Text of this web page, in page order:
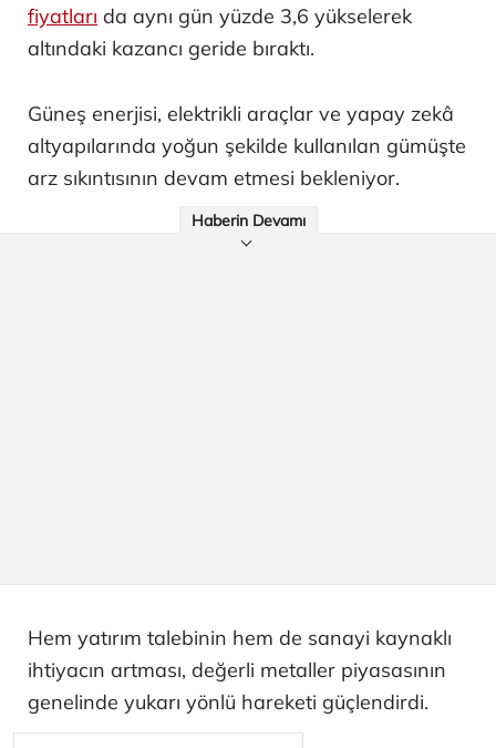
fiyatları da aynı gün yüzde 3,6 yükselerek
altındaki kazancı geride bıraktı.
Güneş enerjisi, elektrikli araçlar ve yapay zekâ
altyapılarında yoğun şekilde kullanılan gümüşte
arz sıkıntısının devam etmesi bekleniyor.
Haberin Devamı
Hem yatırım talebinin hem de sanayi kaynaklı
ihtiyacın artması, değerli metaller piyasasının
genelinde yukarı yönlü hareketi güçlendirdi.